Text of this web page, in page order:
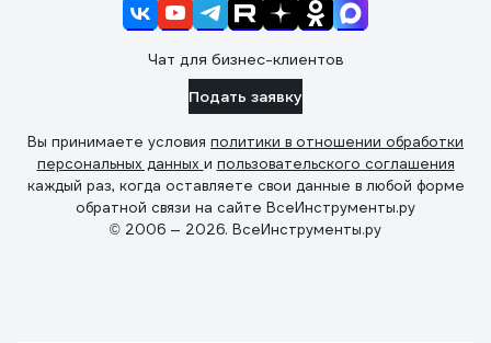
Чат для бизнес-клиентов
Подать заявку
Вы принимаете условия политики в отношении обработки
персональных данных и пользовательского соглашения
каждый раз, когда оставляете свои данные в любой форме
обратной связи на сайте ВсеИнструменты.ру
© 2006 — 2026. ВсеИнструменты.ру